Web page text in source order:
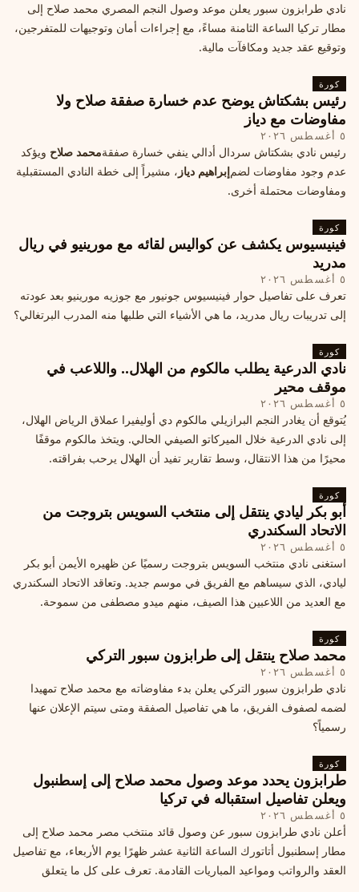
نادي طرابزون سبور يعلن موعد وصول النجم المصري محمد صلاح إلى
مطار تركيا الساعة الثامنة مساءً، مع إجراءات أمان وتوجيهات للمتفرجين،
وتوقيع عقد جديد ومكافآت مالية.
كورة
رئيس بشكتاش يوضح عدم خسارة صفقة صلاح ولا
مفاوضات مع دياز
٥ أغسطس ٢٠٢٦
رئيس نادي بشكتاش سردال أدالي ينفي خسارة صفقةمحمد صلاح ويؤكد
عدم وجود مفاوضات لضمإبراهيم دياز ، مشيراً إلى خطة النادي المستقبلية
ومفاوضات محتملة أخرى.
كورة
فينيسيوس يكشف عن كواليس لقائه مع مورينيو في ريال
مدريد
٥ أغسطس ٢٠٢٦
تعرف على تفاصيل حوار فينيسيوس جونيور مع جوزيه مورينيو بعد عودته
إلى تدريبات ريال مدريد، ما هي الأشياء التي طلبها منه المدرب البرتغالي؟
كورة
نادي الدرعية يطلب مالكوم من الهلال.. واللاعب في
موقف محير
٥ أغسطس ٢٠٢٦
يُتوقع أن يغادر النجم البرازيلي مالكوم دي أوليفيرا عملاق الرياض الهلال،
إلى نادي الدرعية خلال الميركاتو الصيفي الحالي. ويتخذ مالكوم موقفًا
محيرًا من هذا الانتقال، وسط تقارير تفيد أن الهلال يرحب بفراقته.
كورة
أبو بكر ليادي ينتقل إلى منتخب السويس بتروجت من
الاتحاد السكندري
٥ أغسطس ٢٠٢٦
استغنى نادي منتخب السويس بتروجت رسميًا عن ظهيره الأيمن أبو بكر
ليادي، الذي سيساهم مع الفريق في موسم جديد. وتعاقد الاتحاد السكندري
مع العديد من اللاعبين هذا الصيف، منهم ميدو مصطفى من سموحة.
كورة
محمد صلاح ينتقل إلى طرابزون سبور التركي
٥ أغسطس ٢٠٢٦
نادي طرابزون سبور التركي يعلن بدء مفاوضاته مع محمد صلاح تمهيدا
لضمه لصفوف الفريق، ما هي تفاصيل الصفقة ومتى سيتم الإعلان عنها
رسمياً؟
كورة
طرابزون يحدد موعد وصول محمد صلاح إلى إسطنبول
ويعلن تفاصيل استقباله في تركيا
٥ أغسطس ٢٠٢٦
أعلن نادي طرابزون سبور عن وصول قائد منتخب مصر محمد صلاح إلى
مطار إسطنبول أتاتورك الساعة الثانية عشر ظهرًا يوم الأربعاء، مع تفاصيل
العقد والرواتب ومواعيد المباريات القادمة. تعرف على كل ما يتعلق